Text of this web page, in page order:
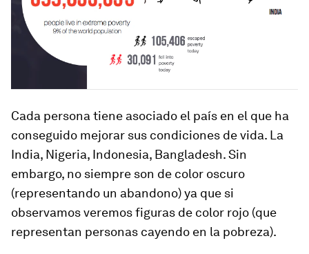
Cada persona tiene asociado el país en el que ha
conseguido mejorar sus condiciones de vida. La
India, Nigeria, Indonesia, Bangladesh. Sin
embargo, no siempre son de color oscuro
(representando un abandono) ya que si
observamos veremos figuras de color rojo (que
representan personas cayendo en la pobreza).